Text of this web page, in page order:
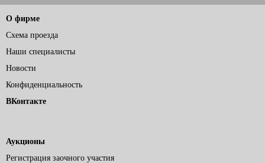
О фирме
Схема проезда
Наши специалисты
Новости
Конфиденциальность
ВКонтакте
Аукционы
Регистрация заочного участия